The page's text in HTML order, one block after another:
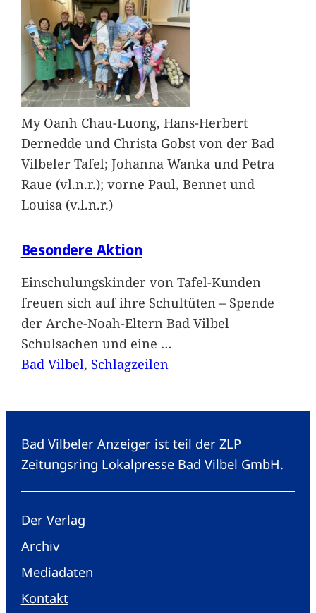
My Oanh Chau-Luong, Hans-Herbert
Dernedde und Christa Gobst von der Bad
Vilbeler Tafel; Johanna Wanka und Petra
Raue (vl.n.r.); vorne Paul, Bennet und
Louisa (v.l.n.r.)
Besondere Aktion
Einschulungskinder von Tafel-Kunden
freuen sich auf ihre Schultüten – Spende
der Arche-Noah-Eltern Bad Vilbel
Schulsachen und eine …
Bad Vilbel, Schlagzeilen
Bad Vilbeler Anzeiger ist teil der ZLP
Zeitungsring Lokalpresse Bad Vilbel GmbH.
Der Verlag
Archiv
Mediadaten
Kontakt